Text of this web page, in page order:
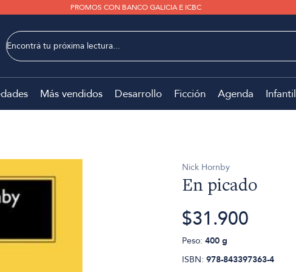
PROMOS CON BANCO GALICIA E ICBC
Más vendidos Desarrollo Ficción Agenda Infantil
Nick Hornby
En picado
$31.900
Peso: 400 g
ISBN: 978-843397363-4